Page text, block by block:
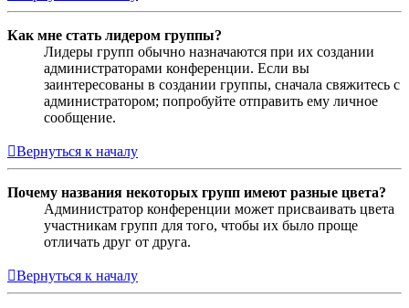
Как мне стать лидером группы?
Лидеры групп обычно назначаются при их создании
администраторами конференции. Если вы
заинтересованы в создании группы, сначала свяжитесь с
администратором; попробуйте отправить ему личное
сообщение.
Вернуться к началу
Почему названия некоторых групп имеют разные цвета?
Администратор конференции может присваивать цвета
участникам групп для того, чтобы их было проще
отличать друг от друга.
Вернуться к началу